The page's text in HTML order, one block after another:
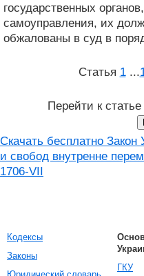
государственных
самоуправления, их
обжалованы в суд в
Статья 1 ...
Перейти к статье
Скачать бесплатно
и свобод внутренне
1706-VII
Кодексы
Законы
ГКУ